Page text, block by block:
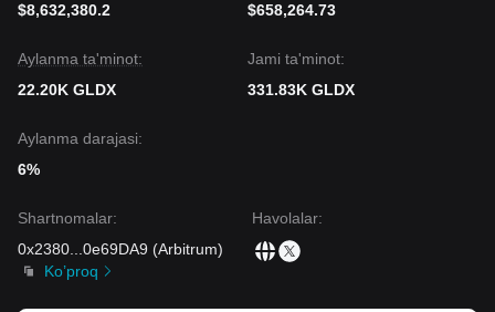
$8,632,380.2
$658,264.73
Aylanma ta'minot:
22.20K GLDX
Jami ta'minot:
331.83K GLDX
Aylanma darajasi:
6%
Shartnomalar:
0x2380
0e69DA9 (Arbitrum)
Ko’proq
Havolalar: